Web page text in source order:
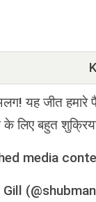
यह जीत हमारे
के लिए बहुत
media
Gill